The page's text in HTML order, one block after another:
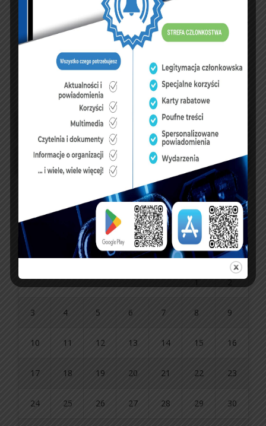
NASZ FACEBOOK
UBEZPIECZENIA
sierpień 2026
P Ś C P S N
1 2
3 4 5 6 7 8 9
10 11 12 13 14 15 16
17 18 19 20 21 22 23
24 25 26 27 28 29 30